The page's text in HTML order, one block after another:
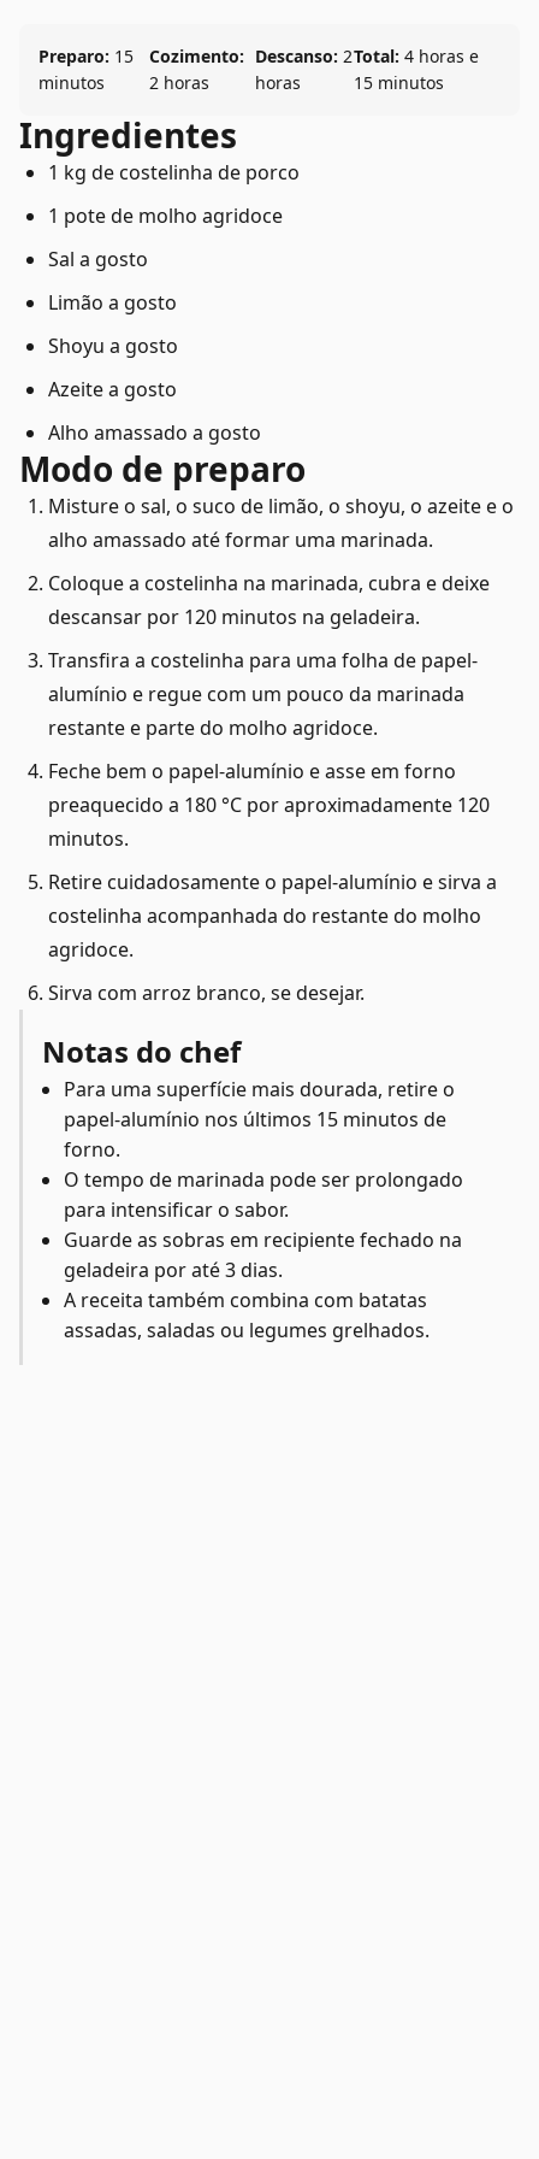
Preparo: 15
minutos
Cozimento:
2 horas
Descanso: 2
horas
Total: 4 horas e
15 minutos
Ingredientes
1 kg de costelinha de porco
1 pote de molho agridoce
Sal a gosto
Limão a gosto
Shoyu a gosto
Azeite a gosto
Alho amassado a gosto
Modo de preparo
Misture o sal, o suco de limão, o shoyu, o azeite e o
alho amassado até formar uma marinada.
Coloque a costelinha na marinada, cubra e deixe
descansar por 120 minutos na geladeira.
Transfira a costelinha para uma folha de papel-
alumínio e regue com um pouco da marinada
restante e parte do molho agridoce.
Feche bem o papel-alumínio e asse em forno
preaquecido a 180 °C por aproximadamente 120
minutos.
Retire cuidadosamente o papel-alumínio e sirva a
costelinha acompanhada do restante do molho
agridoce.
Sirva com arroz branco, se desejar.
Notas do chef
Para uma superfície mais dourada, retire o
papel-alumínio nos últimos 15 minutos de
forno.
O tempo de marinada pode ser prolongado
para intensificar o sabor.
Guarde as sobras em recipiente fechado na
geladeira por até 3 dias.
A receita também combina com batatas
assadas, saladas ou legumes grelhados.